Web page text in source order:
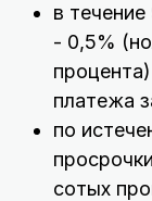
в
- 0,5%
платежа
по
сотых